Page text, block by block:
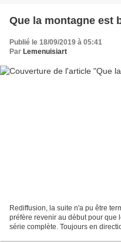
Que la montagne est
Publié le 18/09/2019 à 05:41
Par Lemenuisiart
Rediffusion, la suite n'a pu être
préfère revenir au début pour que
série complète. Toujours en